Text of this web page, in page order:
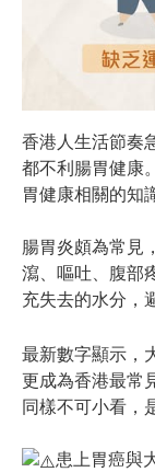
香港人生活節奏
都不利腸胃健康
胃健康相關的知
腸胃炎頗為常見
瀉、嘔吐、腹部
充失去的水分，
最新數字顯示，
更成為香港最常
同樣不可小看，
患上胃癌與